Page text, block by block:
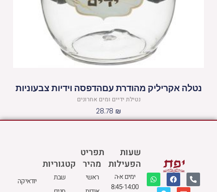
נטלה אקריליק מהודרת עםהדפסה וידיות צבעוניות
נטילת ידיים ומים אחרונים
28.78 ₪
שעות
הפעילות
ימים א-ה
8:45-14:00
תפריט
מהיר
ראשי
P
h
o
F
a
c
W
h
a
E
v
M
p
קטגוריות
שבת
יודאיקה